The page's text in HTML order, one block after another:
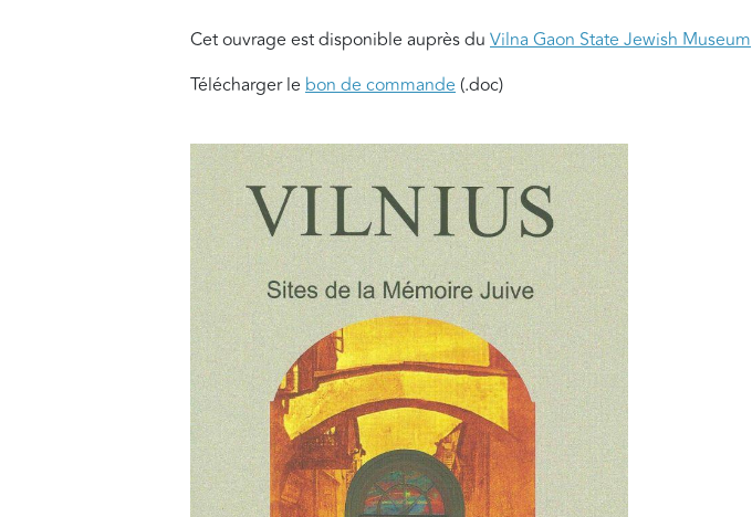
Cet ouvrage est disponible auprès du Vilna Gaon State Jewish Museum
Télécharger le bon de commande(.doc)